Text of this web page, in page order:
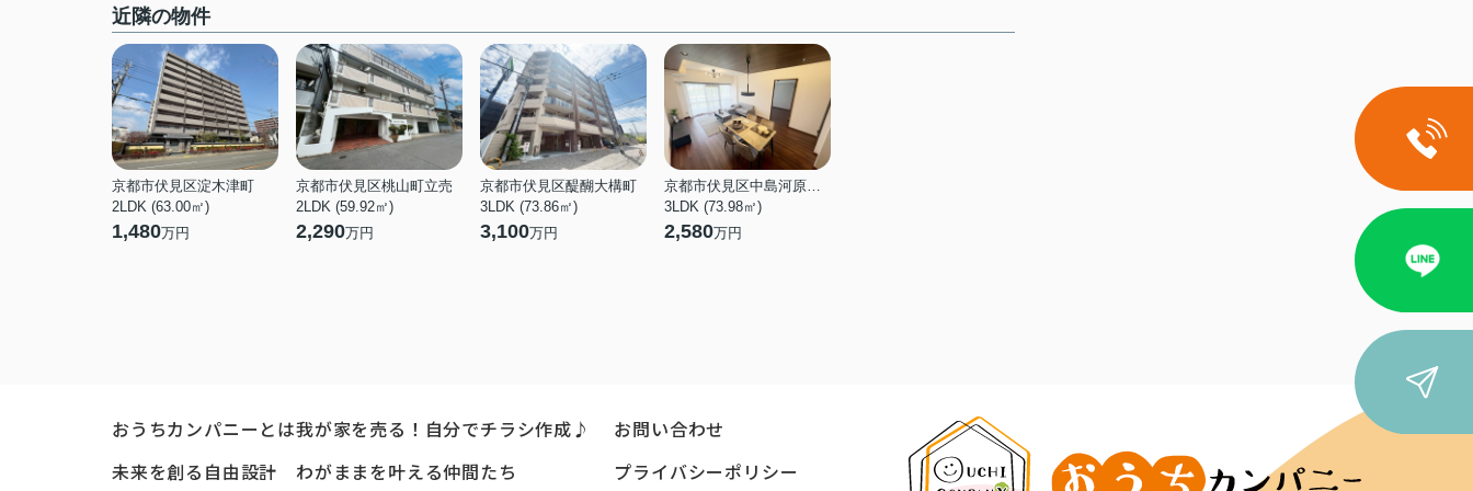
銀行
京都銀行向島店
1064ｍ（14分）
近隣の物件
京都市伏見区淀木津町
2LDK (63.00㎡)
1,480万円
京都市伏見区桃山町立売
2LDK (59.92㎡)
2,290万円
京都市伏見区醍醐大構町
3LDK (73.86㎡)
3,100万円
京都市伏見区中島河原田町
3LDK (73.98㎡)
2,580万円
おうちカンパニーとは
未来を創る自由設計
我が家を売る！自分でチラシ作成♪
わがままを叶える仲間たち
お問い合わせ
プライバシーポリシー